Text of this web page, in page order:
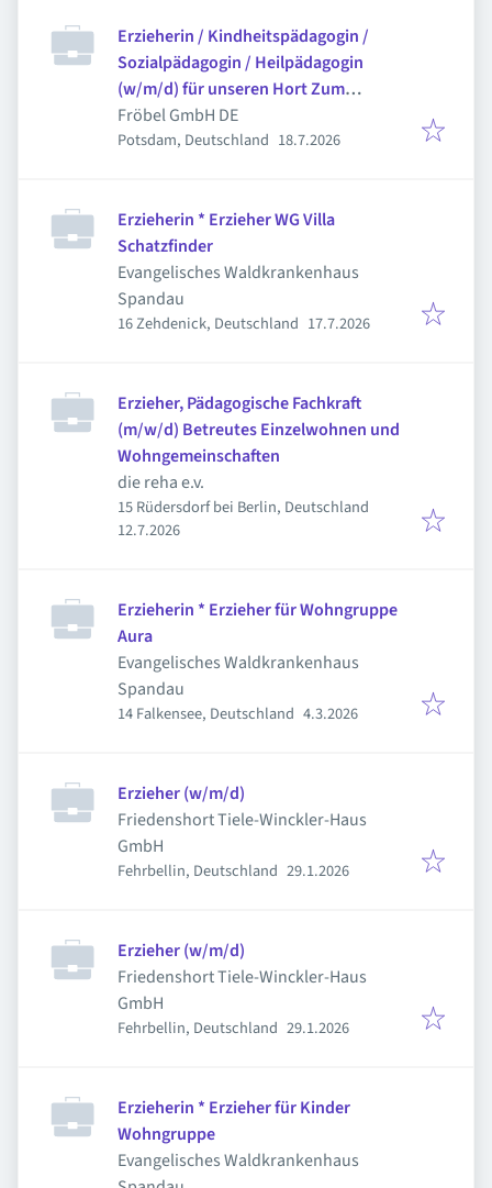
Erzieherin / Kindheitspädagogin /
Sozialpädagogin / Heilpädagogin
(w/m/d) für unseren Hort Zum
Teufelssee
Fröbel GmbH DE
Potsdam, Deutschland Veröffentlicht
18.7.2026
Erzieherin * Erzieher WG Villa
Schatzfinder
Evangelisches Waldkrankenhaus
Spandau
16 Zehdenick, Deutschland Veröffentlicht
17.7.2026
Erzieher, Pädagogische Fachkraft
(m/w/d) Betreutes Einzelwohnen und
Wohngemeinschaften
die reha e.v.
15 Rüdersdorf bei Berlin, Deutschland
Veröffentlicht
12.7.2026
Erzieherin * Erzieher für Wohngruppe
Aura
Evangelisches Waldkrankenhaus
Spandau
14 Falkensee, Deutschland Veröffentlicht
4.3.2026
Erzieher (w/m/d)
Friedenshort Tiele-Winckler-Haus
GmbH
Fehrbellin, Deutschland Veröffentlicht
29.1.2026
Erzieher (w/m/d)
Friedenshort Tiele-Winckler-Haus
GmbH
Fehrbellin, Deutschland Veröffentlicht
29.1.2026
Erzieherin * Erzieher für Kinder
Wohngruppe
Evangelisches Waldkrankenhaus